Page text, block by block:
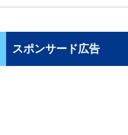
スポンサード広告